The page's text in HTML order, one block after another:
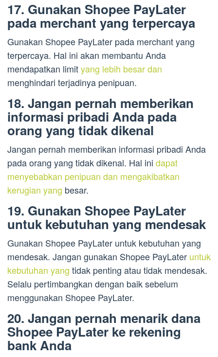
17. Gunakan Shopee PayLater
pada merchant yang terpercaya
Gunakan Shopee PayLater pada merchant yang
terpercaya. Hal ini akan membantu Anda
mendapatkan limityang lebih besar dan
menghindari terjadinya penipuan.
18. Jangan pernah memberikan
informasi pribadi Anda pada
orang yang tidak dikenal
Jangan pernah memberikan informasi pribadi Anda
pada orang yang tidak dikenal. Hal ini dapat
menyebabkan penipuan dan mengakibatkan
kerugian yang besar.
19. Gunakan Shopee PayLater
untuk kebutuhan yang mendesak
Gunakan Shopee PayLater untuk kebutuhan yang
mendesak. Jangan gunakan Shopee PayLater untuk
kebutuhan yang tidak penting atau tidak mendesak.
Selalu pertimbangkan dengan baik sebelum
menggunakan Shopee PayLater.
20. Jangan pernah menarik dana
Shopee PayLater ke rekening
bank Anda